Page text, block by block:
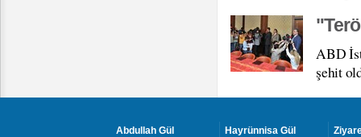
ABD
şehit
Abdullah Gül Hayrünnisa Gül